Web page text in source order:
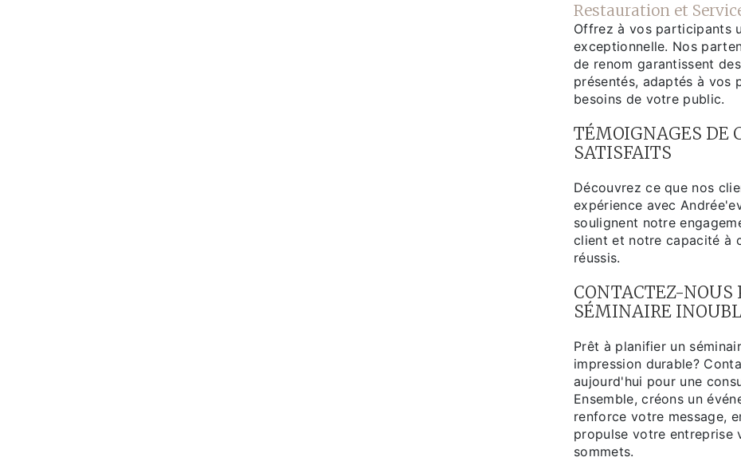
Restauration et
Offrez à vos participants
exceptionnelle. Nos
de renom garantissent
présentés, adaptés à vos
besoins de votre public.
TÉMOIGNAGES DE
SATISFAITS
Découvrez ce que nos
expérience avec
soulignent notre
client et notre capacité à
réussis.
CONTACTEZ-NOUS
SÉMINAIRE
Prêt à planifier un
impression durable?
aujourd'hui pour une
Ensemble, créons un
renforce votre message,
propulse votre entreprise
sommets.